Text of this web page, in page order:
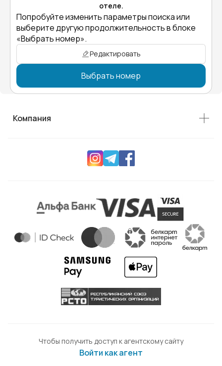
отеле.
Попробуйте изменить параметры поиска или
выберите другую продолжительность в блоке
«Выбрать номер».
Редактировать
Выбрать номер
Компания
Чтобы получить доступ к агентскому сайту
Войти как агент